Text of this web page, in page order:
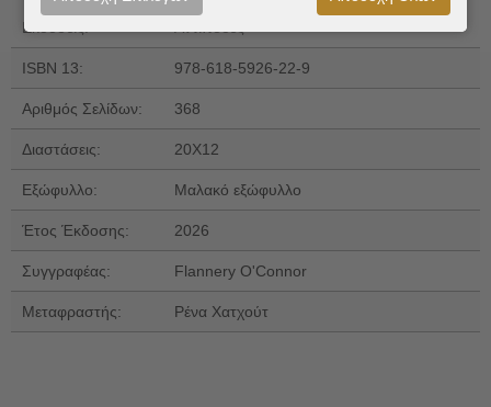
Εκδόσεις:
ISBN 13: 978-618-5926-22-9
Αριθμός Σελίδων: 368
Διαστάσεις: 20Χ12
Εξώφυλλο: Μαλακό εξώφυλλο
Έτος Έκδοσης: 2026
Συγγραφέας: Flannery O'Connor
Μεταφραστής: Ρένα Χατχούτ